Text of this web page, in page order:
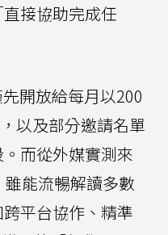
直接協助完成任
開放給每月以200
以及部分邀請名單
而從外媒實測來
能流暢解讀多數
平台協作、精準